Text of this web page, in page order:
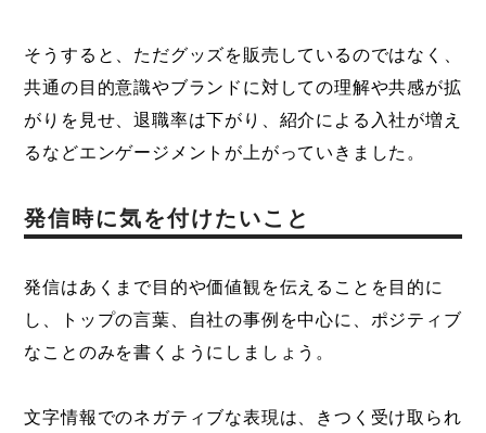
そうすると、ただグッズを販売しているのではなく、
共通の目的意識やブランドに対しての理解や共感が拡
がりを見せ、退職率は下がり、紹介による入社が増え
るなどエンゲージメントが上がっていきました。
発信時に気を付けたいこと
発信はあくまで目的や価値観を伝えることを目的に
し、トップの言葉、自社の事例を中心に、ポジティブ
なことのみを書くようにしましょう。
文字情報でのネガティブな表現は、きつく受け取られ